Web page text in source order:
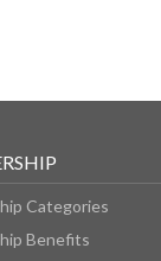
Categories
Benefits